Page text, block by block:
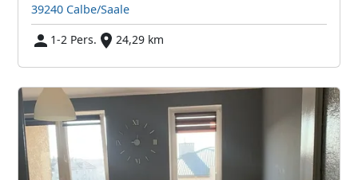
39240 Calbe/Saale
1-2 Pers.
24,29 km